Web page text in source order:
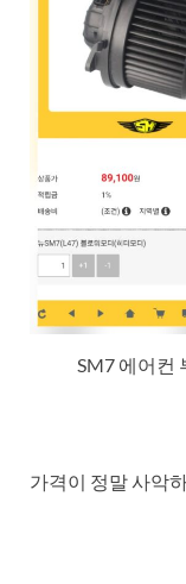
SM7 에어컨
가격이 정말 사악